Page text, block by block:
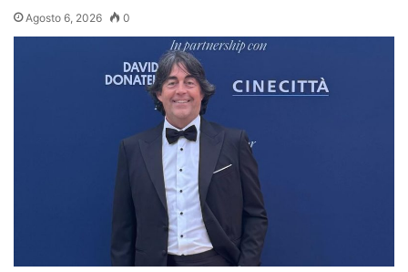
Agosto 6, 2026 0